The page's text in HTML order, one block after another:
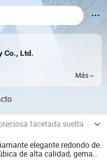
Co., Ltd.
Más
facetada suelta
elegante redondo de
de alta calidad, gema